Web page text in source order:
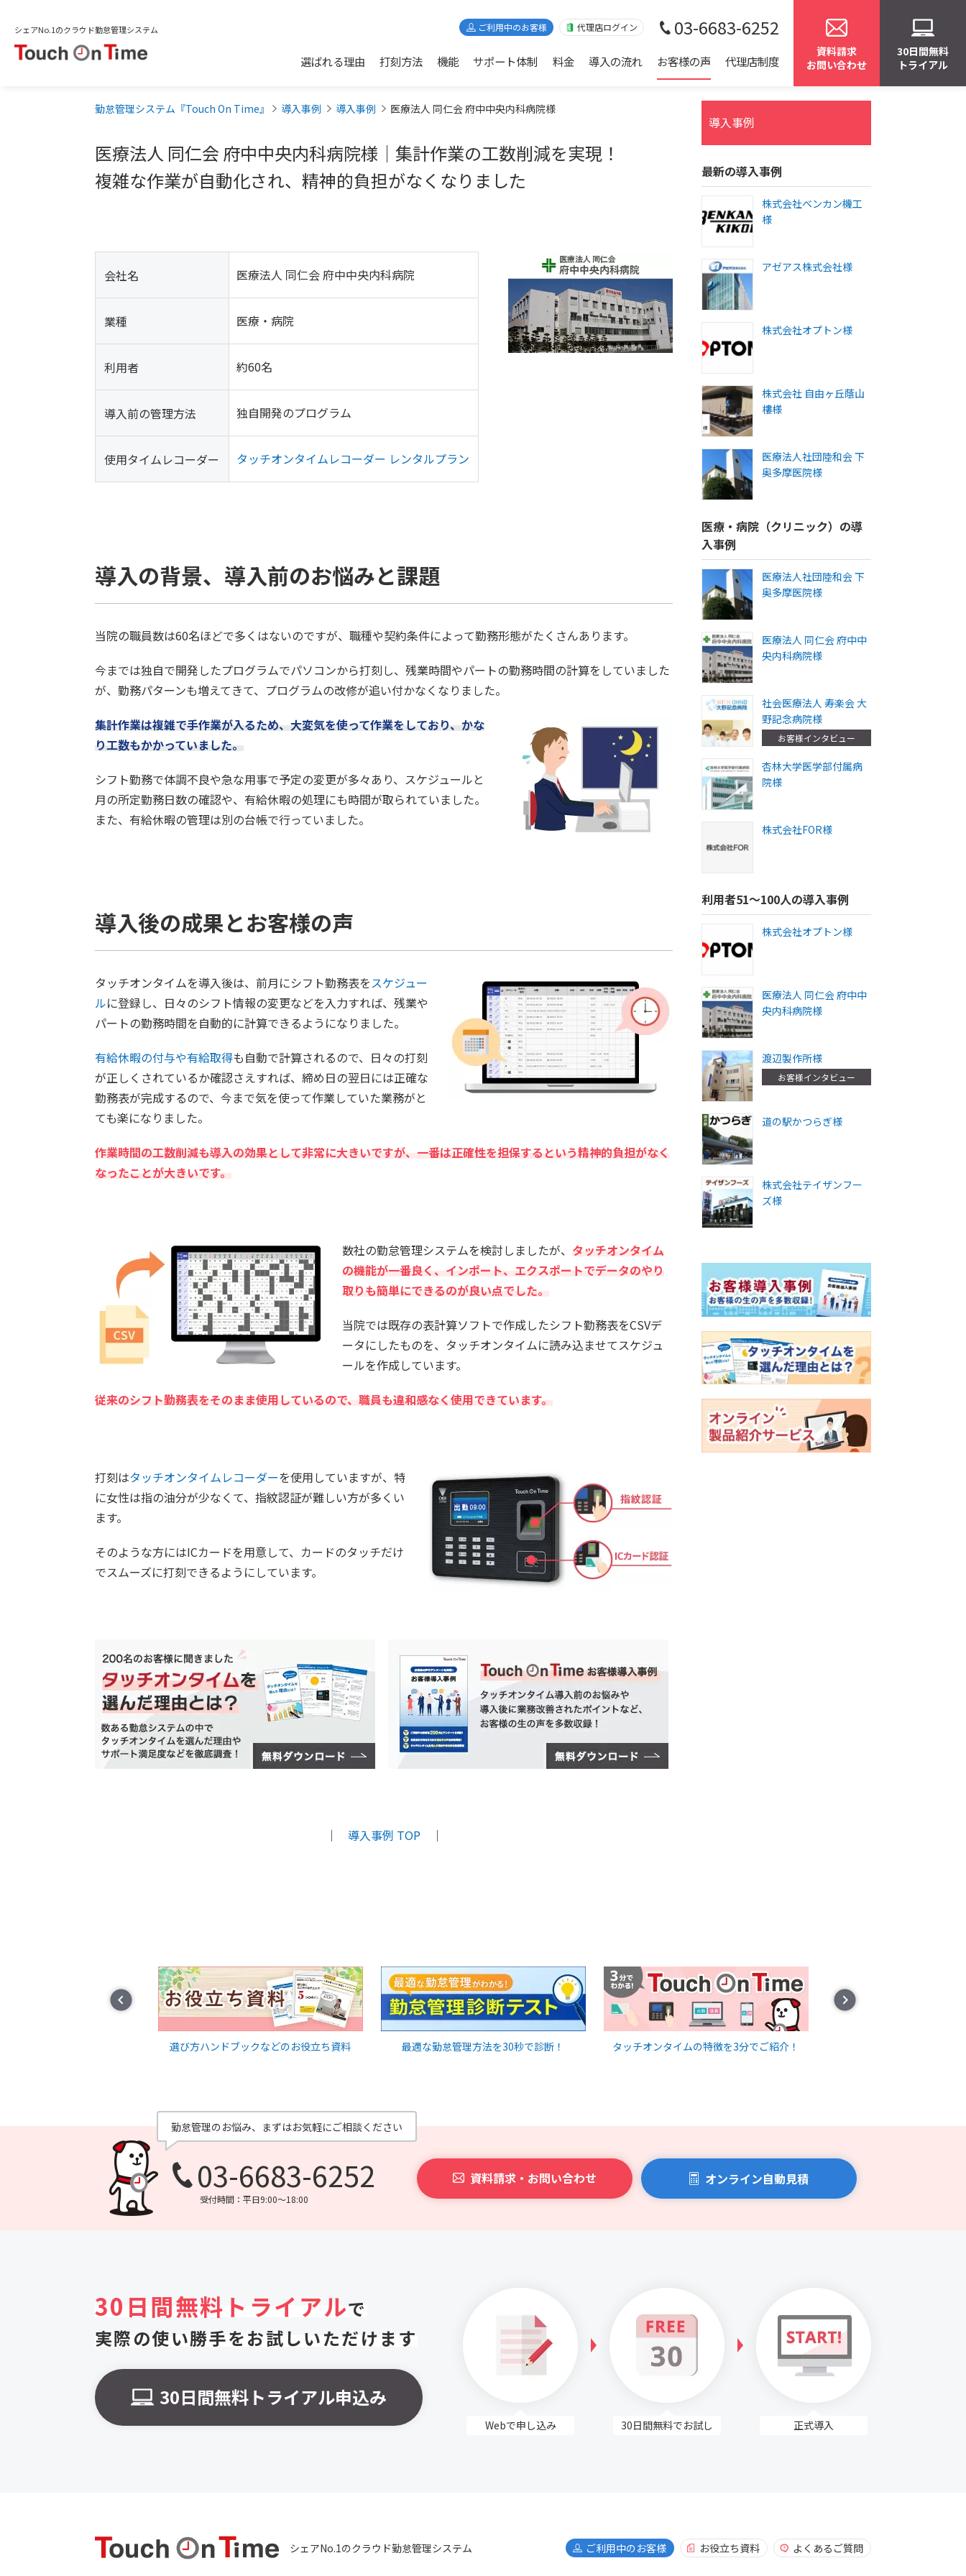
シェアNo.1のクラウド勤怠管理システム ご利用中のお客様 代理店ログイン 03-6683-6252
選ばれる理由 打刻方法 機能 サポート体制 料金 導入の流れ お客様の声 代理店制度
資料請求
お問い合わせ
30日間無料
トライアル
勤怠管理システム『Touch On Time』 導入事例 導入事例 医療法人 同仁会 府中中央内科病院様
医療法人 同仁会 府中中央内科病院様│集計作業の工数削減を実現！
複雑な作業が自動化され、精神的負担がなくなりました
会社名 医療法人 同仁会 府中中央内科病院
業種 医療・病院
利用者 約60名
導入前の管理方法 独自開発のプログラム
使用タイムレコーダー タッチオンタイムレコーダー レンタルプラン
導入の背景、導入前のお悩みと課題
当院の職員数は60名ほどで多くはないのですが、職種や契約条件によって勤務形態がたくさんあります。
今までは独自で開発したプログラムでパソコンから打刻し、残業時間やパートの勤務時間の計算をしていました
が、勤務パターンも増えてきて、プログラムの改修が追い付かなくなりました。
集計作業は複雑で手作業が入るため、大変気を使って作業をしており、かな
り工数もかかっていました。
シフト勤務で体調不良や急な用事で予定の変更が多々あり、スケジュールと
月の所定勤務日数の確認や、有給休暇の処理にも時間が取られていました。
また、有給休暇の管理は別の台帳で行っていました。
導入後の成果とお客様の声
タッチオンタイムを導入後は、前月にシフト勤務表をスケジュー
ルに登録し、日々のシフト情報の変更などを入力すれば、残業や
パートの勤務時間を自動的に計算できるようになりました。
有給休暇の付与や有給取得も自動で計算されるので、日々の打刻
が正しくされているか確認さえすれば、締め日の翌日には正確な
勤務表が完成するので、今まで気を使って作業していた業務がと
ても楽になりました。
作業時間の工数削減も導入の効果として非常に大きいですが、一番は正確性を担保するという精神的負担がなく
なったことが大きいです。
数社の勤怠管理システムを検討しましたが、 タッチオンタイム
の機能が一番良く、インポート、エクスポートでデータのやり
取りも簡単にできるのが良い点でした。
当院では既存の表計算ソフトで作成したシフト勤務表をCSVデ
ータにしたものを、タッチオンタイムに読み込ませてスケジュ
ールを作成しています。
従来のシフト勤務表をそのまま使用しているので、職員も違和感なく使用できています。
打刻はタッチオンタイムレコーダーを使用していますが、特
に女性は指の油分が少なくて、指紋認証が難しい方が多くい
ます。
そのような方にはICカードを用意して、カードのタッチだけ
でスムーズに打刻できるようにしています。
｜ 導入事例 TOP ｜
導入事例
最新の導入事例
株式会社ベンカン機工
様
アゼアス株式会社様
株式会社オプトン様
株式会社 自由ヶ丘蔭山
樓様
医療法人社団陸和会 下
奥多摩医院様
医療・病院（クリニック）の導
入事例
医療法人社団陸和会 下
奥多摩医院様
医療法人 同仁会 府中中
央内科病院様
社会医療法人 寿楽会 大
野記念病院様
お客様インタビュー
杏林大学医学部付属病
院様
株式会社FOR様
利用者51～100人の導入事例
株式会社オプトン様
医療法人 同仁会 府中中
央内科病院様
渡辺製作所様
お客様インタビュー
道の駅かつらぎ様
株式会社テイザンフー
ズ様
選び方ハンドブックなどのお役立ち資料 最適な勤怠管理方法を30秒で診断！ タッチオンタイムの特徴を3分でご紹介！
勤怠管理のお悩み、 まずはお気軽にご相談ください
03-6683-6252
受付時間：平日9:00～18:00
資料請求・お問い合わせ オンライン自動見積
30日間無料トライアルで
実際の使い勝手をお試しいただけます
30日間無料トライアル申込み
Webで申し込み 30日間無料でお試し 正式導入
シェアNo.1のクラウド勤怠管理システム ご利用中のお客様 お役立ち資料 よくあるご質問